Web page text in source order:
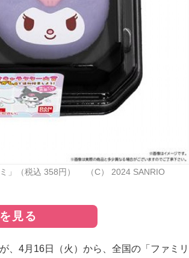
ミ」（税込 358円） （C） 2024 SANRIO
見る
4月16日（火）から、全国の「ファミリ